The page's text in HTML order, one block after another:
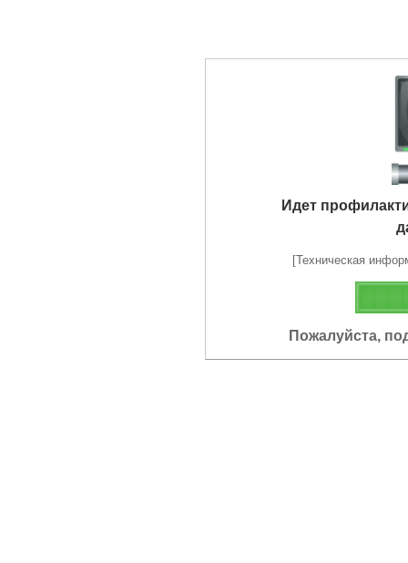
Идет
[Техническая
Пожалуйста,